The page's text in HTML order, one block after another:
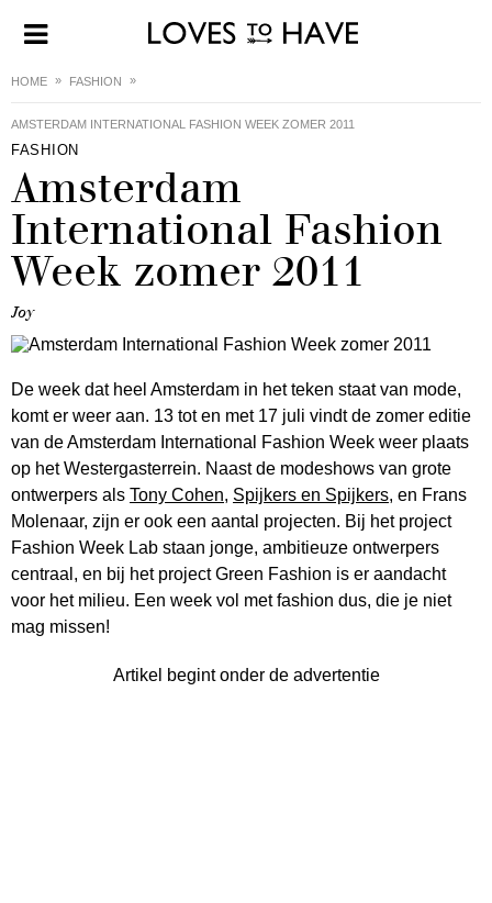
HOME FASHION
AMSTERDAM INTERNATIONAL FASHION WEEK ZOMER 2011
FASHION
Amsterdam
International Fashion
Week zomer 2011
Joy
De week dat heel Amsterdam in het teken staat van mode,
komt er weer aan. 13 tot en met 17 juli vindt de zomer editie
van de Amsterdam International Fashion Week weer plaats
op het Westergasterrein. Naast de modeshows van grote
ontwerpers als Tony Cohen, Spijkers en Spijkers, en Frans
Molenaar, zijn er ook een aantal projecten. Bij het project
Fashion Week Lab staan jonge, ambitieuze ontwerpers
centraal, en bij het project Green Fashion is er aandacht
voor het milieu. Een week vol met fashion dus, die je niet
mag missen!
Artikel begint onder de advertentie